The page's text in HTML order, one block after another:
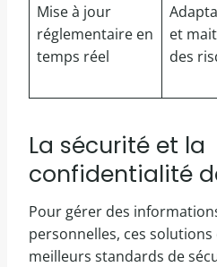
Mise à jour
réglementaire en
temps réel
et
des
La sécurité et la
confidentialité
Pour gérer des
personnelles, ces
meilleurs standards de